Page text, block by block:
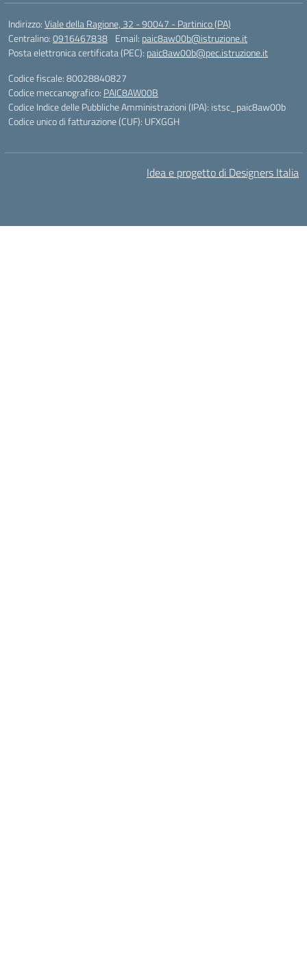
Indirizzo:Viale della Ragione, 32 - 90047 - Partinico (PA)
Centralino:0916467838 Email: paic8aw00b@istruzione.it
Posta elettronica certificata (PEC): paic8aw00b@pec.istruzione.it
Codice fiscale: 80028840827
Codice meccanografico: PAIC8AW00B
Codice Indice delle Pubbliche Amministrazioni (IPA): istsc_paic8aw00b
Codice unico di fatturazione (CUF): UFXGGH
Idea e progetto di Designers Italia